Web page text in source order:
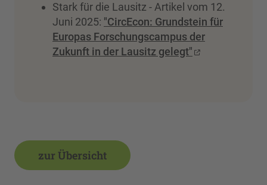
Stark für die Lausitz - Artikel vom 12.
Juni 2025: "CircEcon: Grundstein für
Europas Forschungscampus der
Zukunft in der Lausitz gelegt"
zur Übersicht